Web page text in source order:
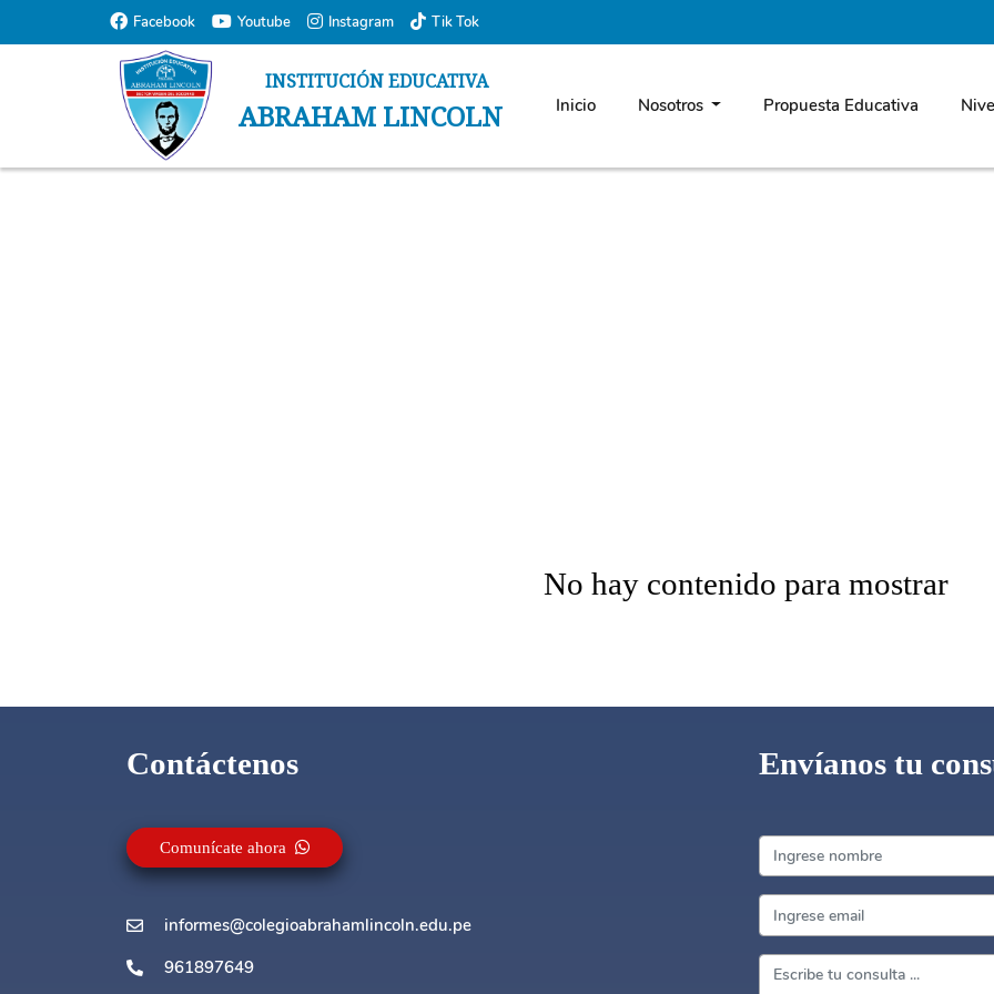
Normal Page
Facebook Youtube Instagram Tik Tok
INSTITUCIÓN EDUCATIVA
ABRAHAM LINCOLN Inicio Nosotros Propuesta Educativa
No hay contenido para mostrar
Contáctenos
Comunícate ahora
informes@colegioabrahamlincoln.edu.pe
961897649
Envíanos tu